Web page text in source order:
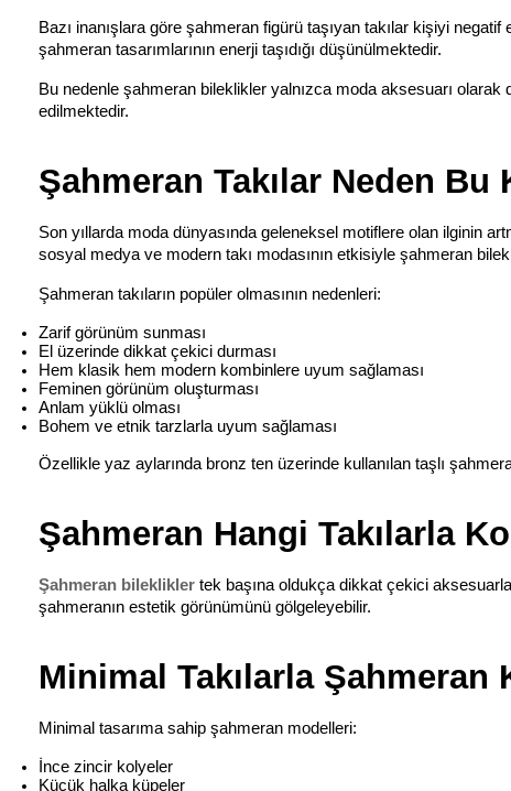
Bazı inanışlara göre şahmeran figürü taşıyan takılar kişiyi
şahmeran tasarımlarının enerji taşıdığı düşünülmektedir.
Bu nedenle şahmeran bileklikler yalnızca moda aksesuarı
edilmektedir.
Şahmeran Takılar Neden Bu
Son yıllarda moda dünyasında geleneksel motiflere olan ilginin
sosyal medya ve modern takı modasının etkisiyle şahmeran
Şahmeran takıların popüler olmasının nedenleri:
Zarif görünüm sunması
El üzerinde dikkat çekici durması
Hem klasik hem modern kombinlere uyum sağlaması
Feminen görünüm oluşturması
Anlam yüklü olması
Bohem ve etnik tarzlarla uyum sağlaması
Özellikle yaz aylarında bronz ten üzerinde kullanılan taşlı
Şahmeran Hangi Takılarla
Şahmeran bileklikler tek başına oldukça dikkat çekici
şahmeranın estetik görünümünü gölgeleyebilir.
Minimal Takılarla Şahmeran
Minimal tasarıma sahip şahmeran modelleri:
İnce zincir kolyeler
Küçük halka küpeler